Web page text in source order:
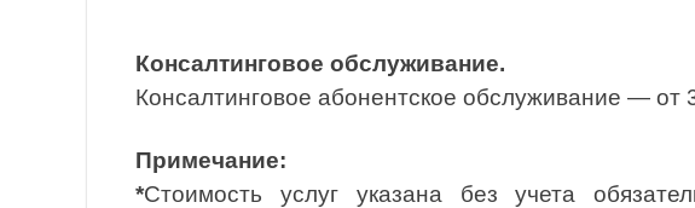
Консалтинговое обслуживание.
Консалтинговое абонентское обслуживание — от
Примечание:
*Стоимость услуг указана без учета